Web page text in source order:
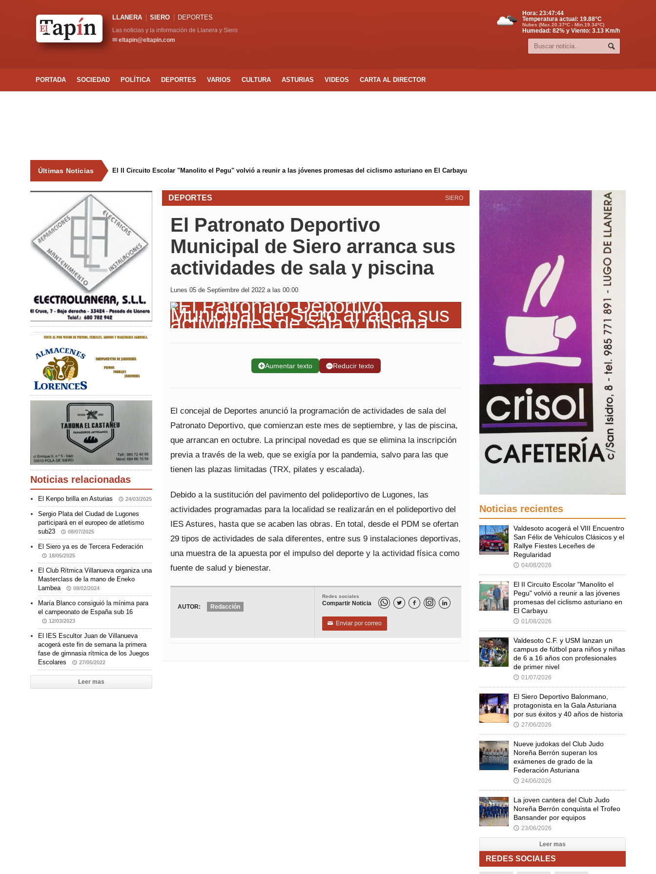
LLANERA SIERO DEPORTES
Las noticias y la información de Llanera y Siero
✉ eltapin@eltapin.com
Hora: 23:47:44
Temperatura actual: 19.88°C
Nubes (Max.20.37ºC - Min.19.34ºC)
Humedad: 82% y Viento: 3.13 Km/h
PORTADA SOCIEDAD POLÍTICA DEPORTES VARIOS CULTURA ASTURIAS VIDEOS CARTA AL DIRECTOR
Últimas Noticias El II Circuito Escolar "Manolito el Pegu" volvió a reunir a las jóvenes promesas del ciclismo asturiano en El Carbayu
SIERO
DEPORTES
El Patronato Deportivo
Municipal de Siero arranca sus
actividades de sala y piscina
Lunes 05 de Septiembre del 2022 a las 00:00
➕Aumentar texto ➖Reducir texto
El concejal de Deportes anunció la programación de actividades de sala del
Patronato Deportivo, que comienzan este mes de septiembre, y las de piscina,
que arrancan en octubre. La principal novedad es que se elimina la inscripción
previa a través de la web, que se exigía por la pandemia, salvo para las que
tienen las plazas limitadas (TRX, pilates y escalada).
Debido a la sustitución del pavimento del polideportivo de Lugones, las
actividades programadas para la localidad se realizarán en el polideportivo del
IES Astures, hasta que se acaben las obras. En total, desde el PDM se ofertan
29 tipos de actividades de sala diferentes, entre sus 9 instalaciones deportivas,
una muestra de la apuesta por el impulso del deporte y la actividad física como
fuente de salud y bienestar.
Redes sociales
Compartir Noticia   
✉ Enviar por correo
AUTOR: Redacción
Noticias relacionadas
El Kenpo brilla en Asturias 24/03/2025
Sergio Plata del Ciudad de Lugones
participará en el europeo de atletismo
sub23
08/07/2025
El Siero ya es de Tercera Federación
18/05/2025
El Club Rítmica Villanueva organiza una
Masterclass de la mano de Eneko
Lambea
08/02/2024
María Blanco consiguió la mínima para
el campeonato de España sub 16
12/03/2023
El IES Escultor Juan de Villanueva
acogerá este fin de semana la primera
fase de gimnasia rítmica de los Juegos
Escolares
27/05/2022
Leer mas
Noticias recientes
Valdesoto acogerá el VIII Encuentro
San Félix de Vehículos Clásicos y el
Rallye Fiestes Leceñes de
Regularidad
🕔 04/08/2026
El II Circuito Escolar "Manolito el
Pegu" volvió a reunir a las jóvenes
promesas del ciclismo asturiano en
El Carbayu
🕔 01/08/2026
Valdesoto C.F. y USM lanzan un
campus de fútbol para niños y niñas
de 6 a 16 años con profesionales
de primer nivel
🕔 01/07/2026
El Siero Deportivo Balonmano,
protagonista en la Gala Asturiana
por sus éxitos y 40 años de historia
🕔 27/06/2026
Nueve judokas del Club Judo
Noreña Berrón superan los
exámenes de grado de la
Federación Asturiana
🕔 24/06/2026
La joven cantera del Club Judo
Noreña Berrón conquista el Trofeo
Bansander por equipos
🕔 23/06/2026
Leer mas
REDES SOCIALES